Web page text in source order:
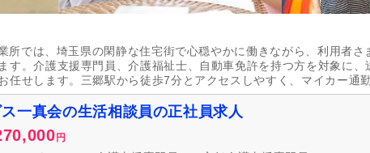
所では、埼玉県の閑静な住宅街で心穏やかに働きながら、利用者さ
す。介護支援専門員、介護福祉士、自動車免許を持つ方を対象に
任せします。三郷駅から徒歩7分とアクセスしやすく、マイカー通
一真会の生活相談員の正社員求人
円